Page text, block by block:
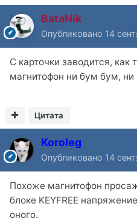
BataNik
Опубликовано 14
С карточки заводится,
магнитофон ни бум бум, ни
Цитата
Koroleg
Опубликовано 14
Похоже магнитофон
блоке KEYFREE
оного.